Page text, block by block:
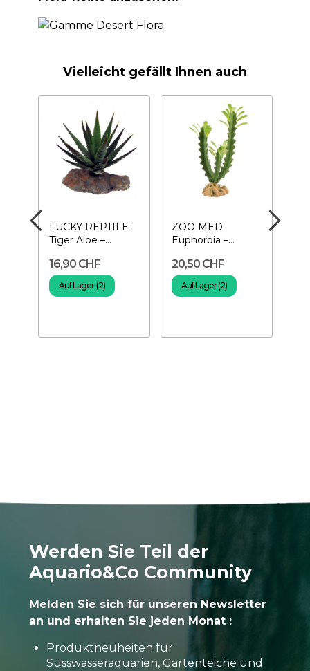
Vielleicht gefällt Ihnen auch
LUCKY REPTILE
Tiger Aloe –
Terrarium
16,90 CHF
Auf Lager (2)
ZOO MED
Euphorbia –
Pflanze für
Terrarium
20,50 CHF
Auf Lager (2)
Werden Sie Teil der
Aquario&Co Community
Melden Sie sich für unseren Newsletter
an und erhalten Sie jeden Monat :
Produktneuheiten für
Süsswasseraquarien, Gartenteiche und